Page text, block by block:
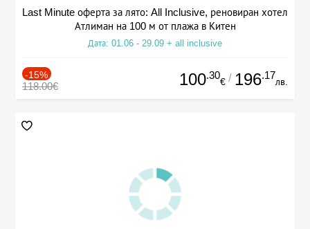
Last Minute оферта за лято: All Inclusive, реновиран хотел
Атлиман на 100 м от плажа в Китен
Дата: 01.06 - 29.09 + all inclusive
-15%
118.00€ 100.30
€ / 196.17
лв.